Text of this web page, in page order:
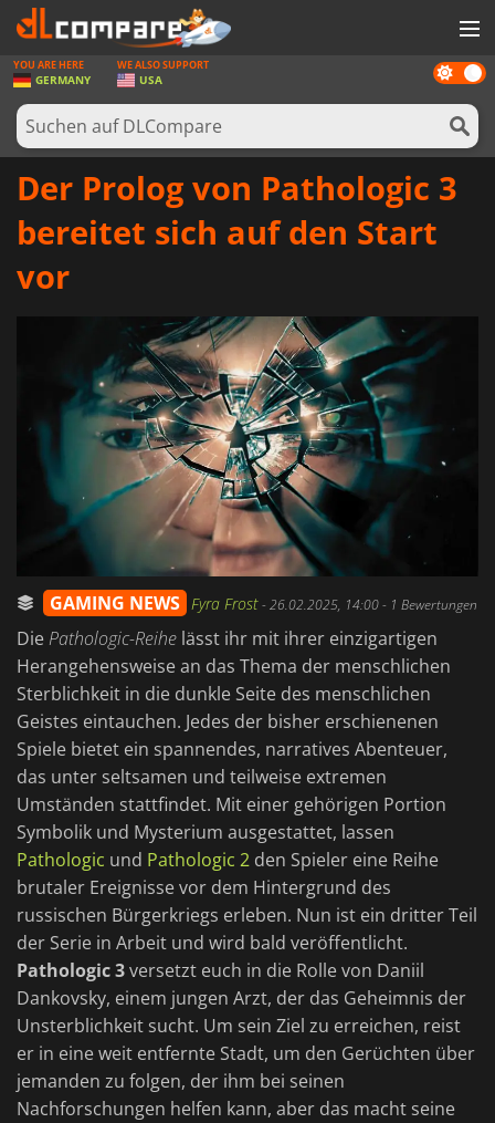
SPIELE
SPIEL KARTEN
SOFTWARE
ANMELDEN ODER REGISTRIEREN
Dark
mode
YOU ARE HERE
GERMANY
WE ALSO SUPPORT
USA
Der Prolog von Pathologic 3
bereitet sich auf den Start
vor
GAMING NEWS Fyra Frost-26.02.2025, 14:00- 1 Bewertungen
DiePathologic-Reihe lässt ihr mit ihrer einzigartigen
Herangehensweise an das Thema der menschlichen
Sterblichkeit in die dunkle Seite des menschlichen
Geistes eintauchen. Jedes der bisher erschienenen
Spiele bietet ein spannendes, narratives Abenteuer,
das unter seltsamen und teilweise extremen
Umständen stattfindet. Mit einer gehörigen Portion
Symbolik und Mysterium ausgestattet, lassen
Pathologic und Pathologic 2 den Spieler eine Reihe
brutaler Ereignisse vor dem Hintergrund des
russischen Bürgerkriegs erleben. Nun ist ein dritter Teil
der Serie in Arbeit und wird bald veröffentlicht.
Pathologic 3versetzt euch in die Rolle von Daniil
Dankovsky, einem jungen Arzt, der das Geheimnis der
Unsterblichkeit sucht. Um sein Ziel zu erreichen, reist
er in eine weit entfernte Stadt, um den Gerüchten über
jemanden zu folgen, der ihm bei seinen
Nachforschungen helfen kann, aber das macht seine